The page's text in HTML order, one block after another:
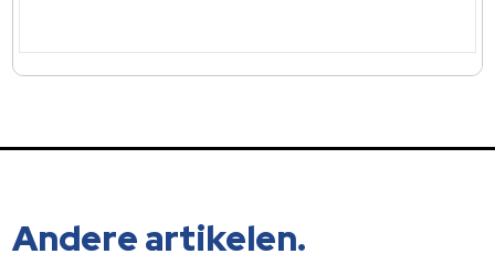
Andere artikelen.